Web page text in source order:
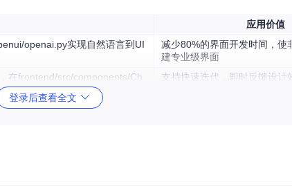
应用价值
openai.py实现自然语言到UI
减少80%的界面开发时间，使
建专业级界面
在frontend/src/components/Ch
支持快速迭代，即时反馈设计
登录后查看全文